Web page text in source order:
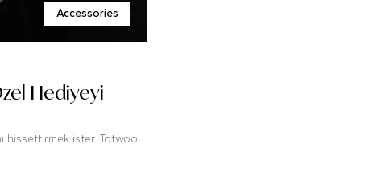
Accessories
Hediyeyi
hissettirmek ister. Totwoo